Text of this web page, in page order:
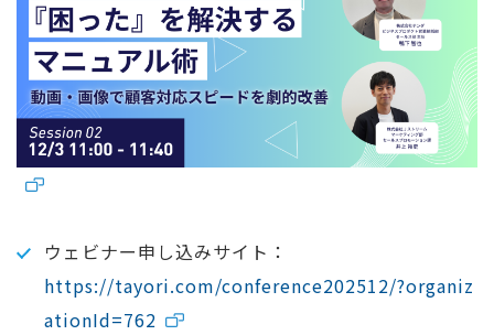
ウェビナー申し込みサイト：
https://tayori.com/conference202512/?organiz
ationId=762